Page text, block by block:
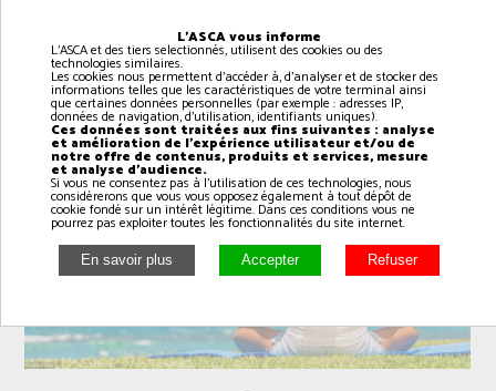
Par un entraînement, la sophrologie permet de
mieux se connaître et de mettre en avant ses
capacités.
L'ASCA vous informe
L'ASCA et des tiers selectionnés, utilisent des cookies ou des
technologies similaires.
Les cookies nous permettent d'accéder à, d'analyser et de stocker des
informations telles que les caractéristiques de votre terminal ainsi
que certaines données personnelles (par exemple : adresses IP,
données de navigation, d'utilisation, identifiants uniques).
Ces données sont traitées aux fins suivantes : analyse
et amélioration de l'expérience utilisateur et/ou de
notre offre de contenus, produits et services, mesure
et analyse d'audience.
Si vous ne consentez pas à l'utilisation de ces technologies, nous
considérerons que vous vous opposez également à tout dépôt de
cookie fondé sur un intérêt légitime. Dans ces conditions vous ne
pourrez pas exploiter toutes les fonctionnalités du site internet.